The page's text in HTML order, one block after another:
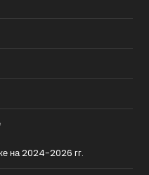
на 2024-2026 гг.